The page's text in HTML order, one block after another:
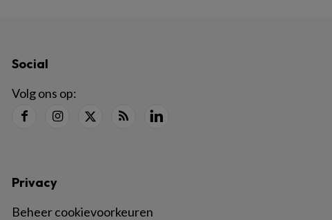
Social
Volg ons op:
Privacy
Beheer cookievoorkeuren